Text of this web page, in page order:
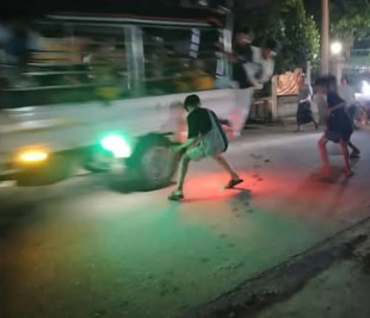
ါအပြင် ပျဉ်းမနားမြို့၊ ပန်းခင်း မီးပွိုင့်အနီး
မ်းဘေးမှာ ရပ်နေတဲ့ အသက် ၁၁ အရွယ် မိ
ကားတစီးက ဝင်ရောက်တိုက်မိမှု ဖြစ်ပွားခဲ့ပ
က်မျက်လုံး ထိခိုက်ဒဏ်ရာ ပြင်းထန်စွာ ရ
ါတယ်။
ပန်းခင်းမီးပွိုင့် ဖြစ်စဉ်က သူက ပိုက်ဆံထွက်ကြဲ
ချိန်မှာ ကားက ဝင်တိုက်သွားတာ။ ညက ဖြစ်စ
ောက်ရှိတယ်။ ‌အချိန်တွေကတော့ ရှေ့ဆင့်န
ြစ်သွားတာ။ ရန်ကုန် - မန္တလေး လမ်းဟောင်
စုပေါင်း ထိခိုက်ဒဏ်ရာရတာက ခုနစ်ယော
က ပြောပါတယ်။